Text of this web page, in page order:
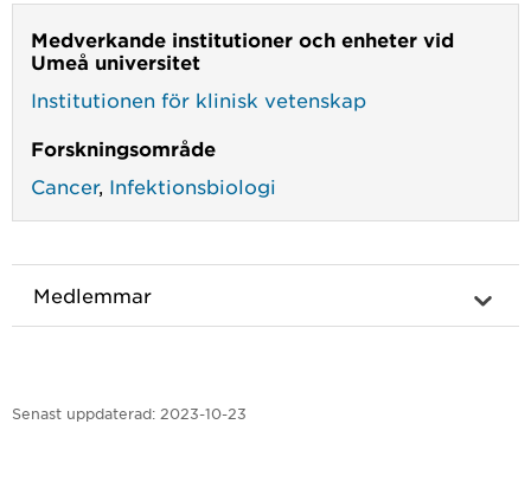
Medverkande institutioner och enheter vid
Umeå universitet
Institutionen för klinisk vetenskap
Forskningsområde
Cancer, Infektionsbiologi
Medlemmar
Senast uppdaterad: 2023-10-23